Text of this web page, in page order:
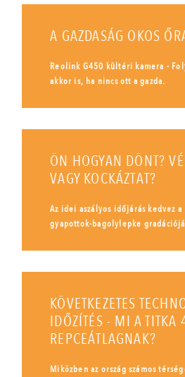
A GAZDASÁG OKOS
Reolink G450 kültéri kamera -
akkor is, ha nincs ott a gazda.
ÖN HOGYAN DÖNT?
VAGY KOCKÁZTAT?
Az idei aszályos időjárás kedvez
gyapottok-bagolylepke
KÖVETKEZETES
IDŐZÍTÉS - MI A TITKA
REPCEÁTLAGNAK?
Miközben az ország számos